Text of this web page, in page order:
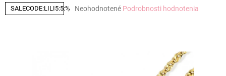
SALECODE:LILI5:5:%
Priemerné
Neohodnotené Podrobnosti hodnotenia